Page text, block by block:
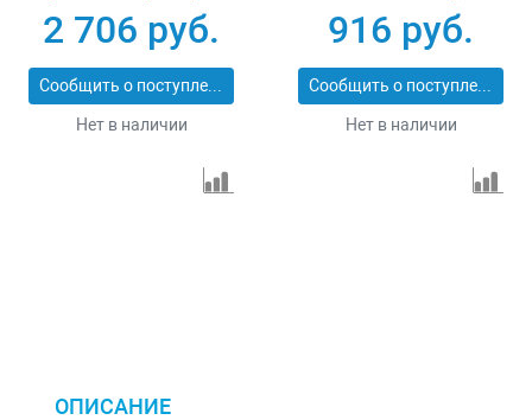
Сибртех 731013
2 706 руб.
Сообщить о поступлении
Нет в наличии
резка Matrix
Professional 73128
916 руб.
Сообщить о поступлении
Нет в наличии
ОПИСАНИЕ